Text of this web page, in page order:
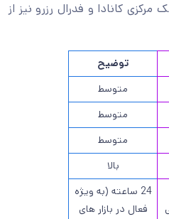
کانادا و فدرال رزرو نیز از
توضیح
متوسط
متوسط
متوسط
بالا
24 ساعته (به ویژه
فعال در بازار های